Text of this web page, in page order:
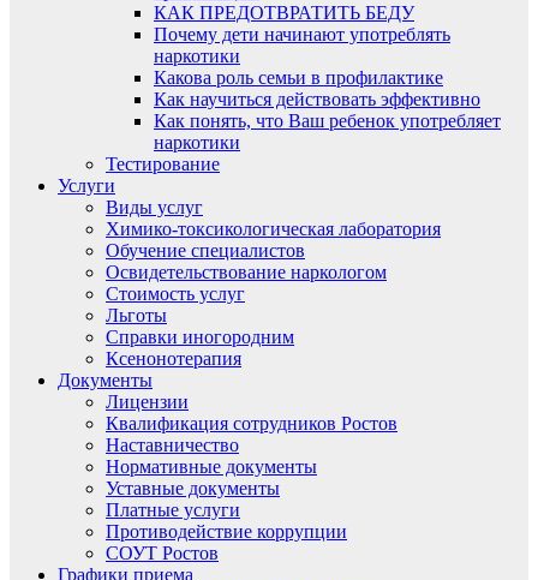
КАК ПРЕДОТВРАТИТЬ БЕДУ
Почему дети начинают употреблять
наркотики
Какова роль семьи в профилактике
Как научиться действовать эффективно
Как понять, что Ваш ребенок употребляет
наркотики
Тестирование
Услуги
Виды услуг
Химико-токсикологическая лаборатория
Обучение специалистов
Освидетельствование наркологом
Стоимость услуг
Льготы
Справки иногородним
Ксенонотерапия
Документы
Лицензии
Квалификация сотрудников Ростов
Наставничество
Нормативные документы
Уставные документы
Платные услуги
Противодействие коррупции
СОУТ Ростов
Графики приема